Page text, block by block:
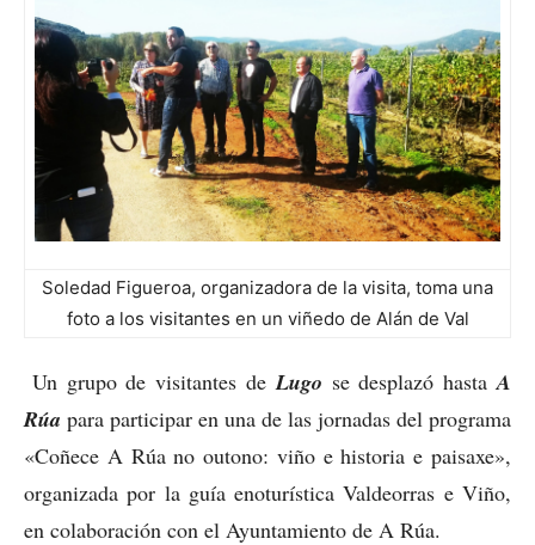
Soledad Figueroa, organizadora de la visita, toma una
foto a los visitantes en un viñedo de Alán de Val
Un grupo de visitantes de Lugo se desplazó hastaA
Rúa para participar en una de las jornadas del programa
«Coñece A Rúa no outono: viño e historia e paisaxe»,
organizada por la guía enoturística Valdeorras e Viño,
en colaboración con el Ayuntamiento de A Rúa.